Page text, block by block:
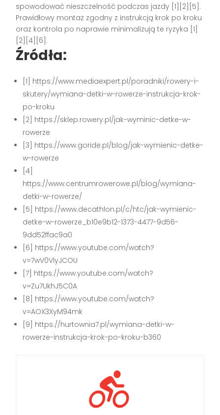
spowodować nieszczelność podczas jazdy [1][2][5].
Prawidłowy montaż zgodny z instrukcją krok po kroku
oraz kontrola po naprawie minimalizują te ryzyka [1]
[2][4][6].
Źródła:
[1] https://www.mediaexpert.pl/poradniki/rowery-i-
skutery/wymiana-detki-w-rowerze-instrukcja-krok-
po-kroku
[2] https://sklep.rowery.pl/jak-wyminic-detke-w-
rowerze
[3] https://www.goride.pl/blog/jak-wymienic-detke-
w-rowerze
[4]
https://www.centrumrowerowe.pl/blog/wymiana-
detki-w-rowerze/
[5] https://www.decathlon.pl/c/htc/jak-wymienic-
detke-w-rowerze_b10e9b12-1373-4477-9d56-
9dd52ffac9a0
[6] https://www.youtube.com/watch?
v=7wV0VlyJCOU
[7] https://www.youtube.com/watch?
v=Zu7UkhJ5C0A
[8] https://www.youtube.com/watch?
v=AOX3XyM94mk
[9] https://hurtownia7.pl/wymiana-detki-w-
rowerze-instrukcja-krok-po-kroku-b360